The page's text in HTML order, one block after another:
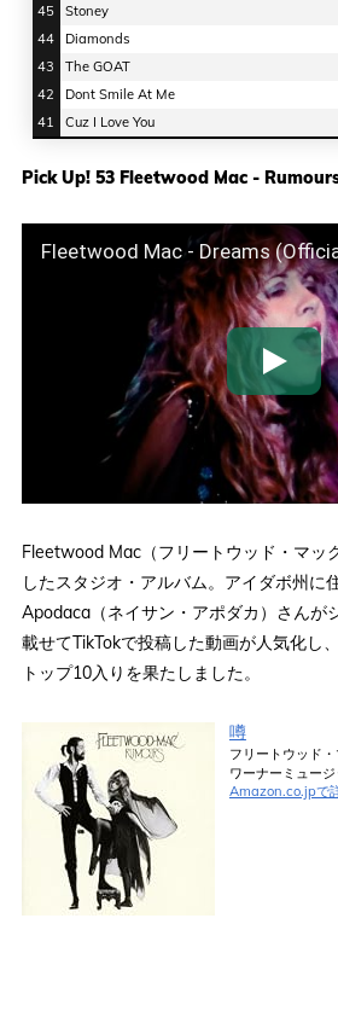
45
Stoney
44
Diamonds
43
The GOAT
42
Dont Smile At Me
41
Cuz I Love You
Pick Up! 53 Fleetwood Mac -
Fleetwood Mac（フリートウッド・マッ
したスタジオ・アルバム。アイダボ州に
Apodaca（ネイサン・アポダカ）さんが
載せてTikTokで投稿した動画が人気化し
トップ10入りを果たしました。
噂
フリートウッド・
ワーナーミュー
Amazon.co.jpで